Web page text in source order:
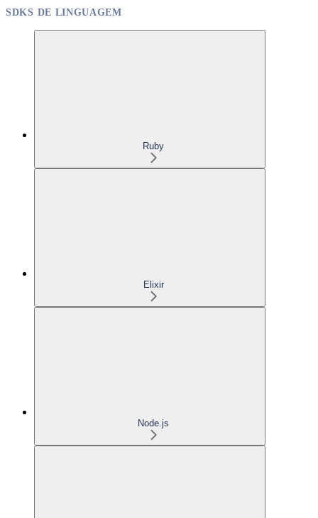
SDKS DE LINGUAGEM
Ruby
Elixir
Node.js